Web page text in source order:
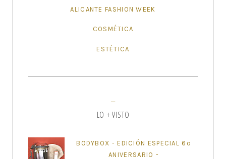
ALICANTE FASHION WEEK
COSMÉTICA
ESTÉTICA
LO + VISTO
BODYBOX - EDICIÓN ESPECIAL 6º
ANIVERSARIO -